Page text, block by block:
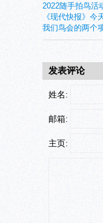
2022随手拍鸟活
《现代快报》今
我们鸟会的两个
发表评论
姓名:
邮箱:
主页: